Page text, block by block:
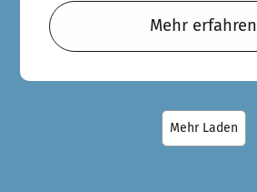
Mehr erfahren
Mehr Laden